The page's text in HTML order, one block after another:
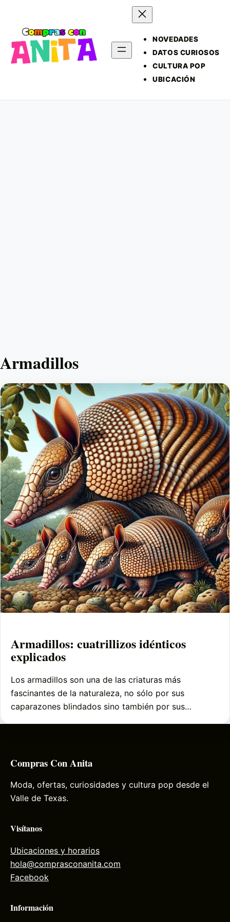
NOVEDADES
DATOS CURIOSOS
CULTURA POP
UBICACIÓN
Armadillos
Armadillos: cuatrillizos idénticos
explicados
Los armadillos son una de las criaturas más
fascinantes de la naturaleza, no sólo por sus
caparazones blindados sino también por sus…
Compras Con Anita
Moda, ofertas, curiosidades y cultura pop desde el
Valle de Texas.
Visítanos
Ubicaciones y horarios
hola@comprasconanita.com
Facebook
Información